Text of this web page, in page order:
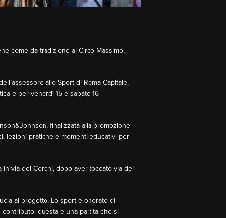
come da tradizione al Circo Massimo,
allo Sport di Roma Capitale,
e per venerdì 15 e sabato 16
finalizzata alla promozione
lezioni pratiche e momenti educativi per
in via dei Cerchi, dopo aver toccato via dei
al progetto. Lo sport è onorato di
questa è una partita che si